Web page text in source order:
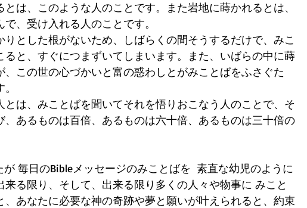
は、このような人のことです。また岩地に蒔かれるとは、
、受け入れる人のことです。
りとした根がないため、しばらくの間そうするだけで、みこ
ると、すぐにつまずいてしまいます。また、いばらの中に蒔
この世の心づかいと富の惑わしとがみことばをふさぐた
とは、みことばを聞いてそれを悟りおこなう人のことで、そ
あるものは百倍、あるものは六十倍、あるものは三十倍の
が 毎日のBibleメッセージのみことばを  素直な幼児のように
る限り、そして、出来る限り多くの人々や物事に みこと
あなたに必要な神の奇跡や夢と願いが叶えられると、約束